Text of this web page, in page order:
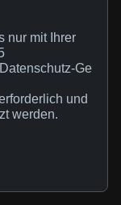
nur mit Ihrer
und
werden.